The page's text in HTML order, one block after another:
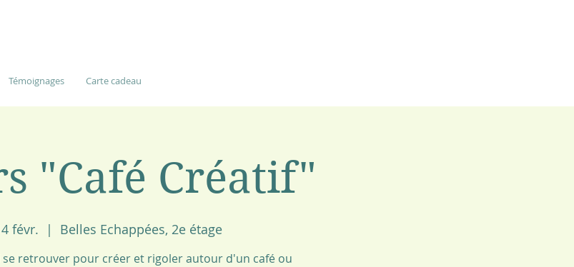
Témoignages Carte cadeau
"Café Créatif"
févr.
  |
Belles Echappées, 2e étage
se retrouver pour créer et rigoler autour d'un café ou